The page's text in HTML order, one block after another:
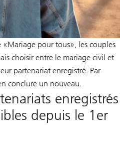
pour tous», les couples
choisir entre le mariage civil et
partenariat enregistré. Par
conclure un nouveau.
enregistrés
depuis le 1er